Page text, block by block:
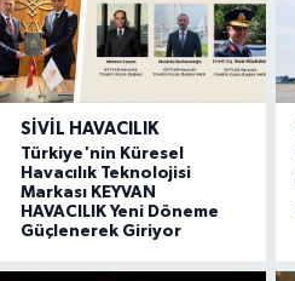
SIVIL HAVACILIK
Türkiye'nin Küresel
Havacılık Teknolojisi
Markası KEYVAN
HAVACILIK Yeni Döneme
Güçlenerek Giriyor